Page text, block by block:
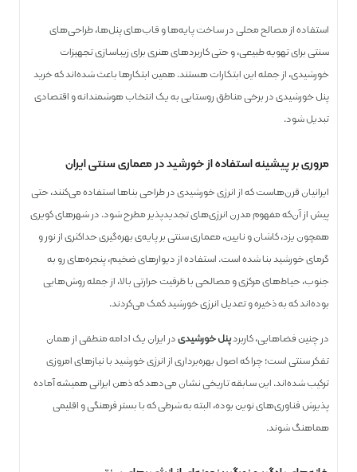
استفاده از مصالح محلی در ساخت پایه‌ها و قاب‌های پنل‌ها، طراحی‌های
سنتی برای تهویه طبیعی، و حتی کاربرد‌های هنری برای زیباسازی تجهیزات
خورشیدی، از جمله این ابتکارات هستند. همین ابتکارها باعث شده‌اند که خرید
پنل خورشیدی در برخی مناطق روستایی به یک انتخاب هوشمندانه و اقتصادی
تبدیل شود.
مروری بر پیشینه استفاده از خورشید در معماری سنتی ایران
ایرانیان قرن‌هاست که از انرژی خورشیدی در طراحی بناها استفاده می‌کنند، حتی
پیش از آن‌که مفهوم مدرن انرژی‌های تجدیدپذیر مطرح شود. در شهرهای کویری
همچون یزد، کاشان و نایین، معماری سنتی بر پایه‌ی بهره‌گیری حداکثری از نور و
گرمای خورشید بنا شده است. استفاده از دیوارهای ضخیم، پنجره‌های رو به
جنوب، حیاط‌های مرکزی و مصالحی با ظرفیت حرارتی بالا، از جمله روش‌هایی
بوده‌اند که به ذخیره و تعدیل انرژی خورشید کمک می‌کردند.
در چنین فضاهایی، کاربردپنل خورشیدیدر ایران یک ادامه منطقی از همان
تفکر سنتی است؛ چرا که اصول بهره‌برداری از انرژی خورشید با نیازهای امروزی
ترکیب شده‌اند. این سابقه تاریخی نشان می‌دهد که ذهن ایرانی همیشه آماده‌
پذیرش فناوری‌های نوین بوده، البته به شرطی که با بستر فرهنگی و اقلیمی
هماهنگ شوند.